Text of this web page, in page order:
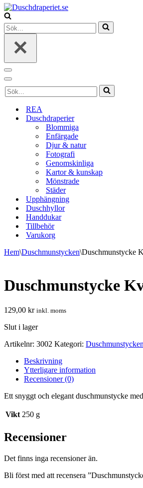
Sök
efter
Navigeringsmeny
Navigeringsmeny
Sök
efter
REA
Duschdraperier
Blommiga
Enfärgade
Djur & natur
Fotografi
Genomskinliga
Kartor & kunskap
Mönstrade
Städer
Upphängning
Duschhyllor
Handdukar
Tillbehör
Varukorg
Hem\Duschmunstycken\Duschmunstycke
Duschmunstycke
129,00 kr inkl. moms
Slut i lager
Artikelnr: 3002 Kategori: Duschmunstycken
Beskrivning
Ytterligare information
Recensioner (0)
Ett snyggt och elegant duschmunstycke
Vikt 250 g
Recensioner
Det finns inga recensioner än.
Bli först med att recensera